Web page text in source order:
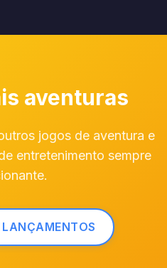
aventuras
jogos de aventura e
entretenimento sempre